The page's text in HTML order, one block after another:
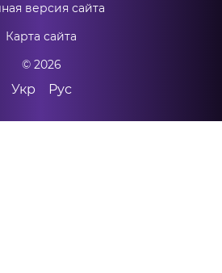
версия сайта
Карта сайта
© 2026
Укр Рус